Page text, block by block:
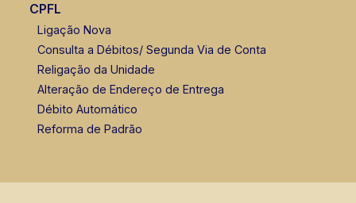
CPFL
Ligação Nova
Consulta a Débitos/ Segunda Via de Conta
Religação da Unidade
Alteração de Endereço de Entrega
Débito Automático
Reforma de Padrão